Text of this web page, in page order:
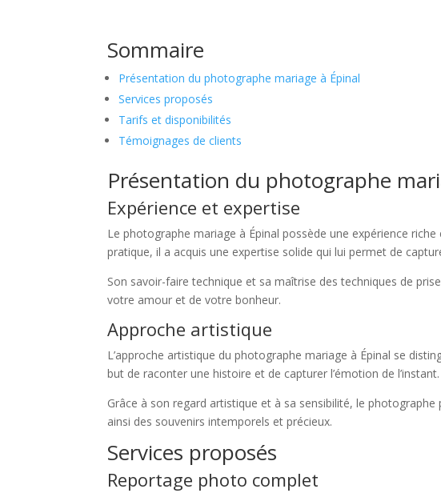
Sommaire
Présentation du photographe mariage à Épinal
Services proposés
Tarifs et disponibilités
Témoignages de clients
Présentation du photographe
Expérience et expertise
Le photographe mariage à Épinal possède une expérience
pratique, il a acquis une expertise solide qui lui permet de
Son savoir-faire technique et sa maîtrise des techniques de
votre amour et de votre bonheur.
Approche artistique
L’approche artistique du photographe mariage à Épinal se
but de raconter une histoire et de capturer l’émotion de l’instant.
Grâce à son regard artistique et à sa sensibilité, le
ainsi des souvenirs intemporels et précieux.
Services proposés
Reportage photo complet